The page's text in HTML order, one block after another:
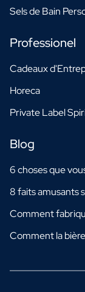
Sels de Bain
Professionel
Cadeaux
Horeca
Private Label
Blog
6 choses que
8 faits amusants
Comment
Comment la